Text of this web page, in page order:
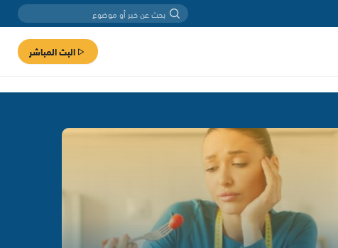
البث المباشر